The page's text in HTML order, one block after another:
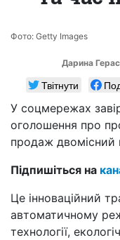
Фото: Getty Images
Дарина
Твітнути
У соцмережах
оголошення про
продаж
Підпишіться на
Це інноваційний
автоматичному
технології,